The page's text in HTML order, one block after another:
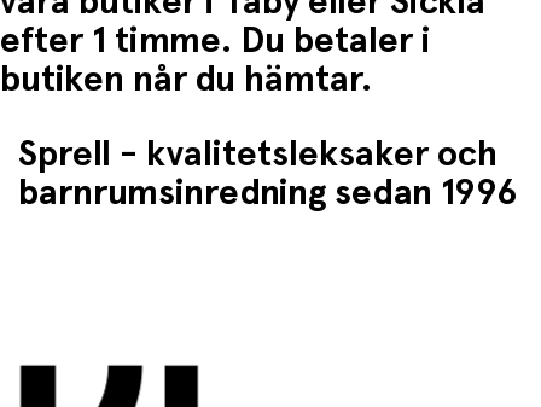
efter 1 timme. Du betaler i
butiken når du hämtar.
Sprell - kvalitetsleksaker och
barnrumsinredning sedan 1996